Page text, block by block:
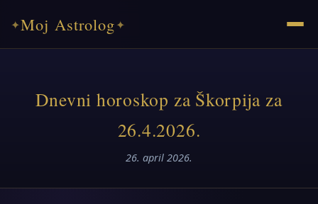
✦Moj Astrolog✦
Dnevni horoskop za Škorpija za
26.4.2026.
26. april 2026.